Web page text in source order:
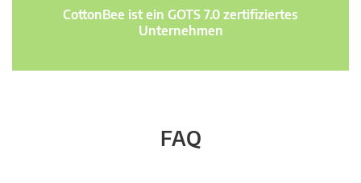
CottonBee ist ein GOTS 7.0 zertifiziertes
Unternehmen
FAQ